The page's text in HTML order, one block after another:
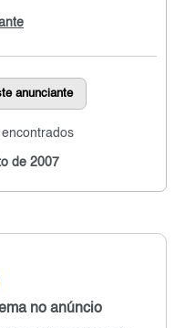
anunciante
de 2007
no anúncio